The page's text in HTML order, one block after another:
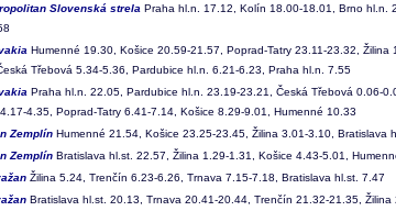
Slovenská strela Praha hl.n. 17.12, Kolín 18.00-18.01, Brno hl.n.
Humenné 19.30, Košice 20.59-21.57, Poprad-Tatry 23.11-23.32,
Třebová 5.34-5.36, Pardubice hl.n. 6.21-6.23, Praha hl.n. 7.55
Praha hl.n. 22.05, Pardubice hl.n. 23.19-23.21, Česká Třebová 0.06-
4.35, Poprad-Tatry 6.41-7.14, Košice 8.29-9.01, Humenné 10.33
Zemplín Humenné 21.54, Košice 23.25-23.45, Žilina 3.01-3.10, Bratislava
Zemplín Bratislava hl.st. 22.57, Žilina 1.29-1.31, Košice 4.43-5.01,
Žilina 5.24, Trenčín 6.23-6.26, Trnava 7.15-7.18, Bratislava hl.st. 7.47
Bratislava hl.st. 20.13, Trnava 20.41-20.44, Trenčín 21.32-21.35, Žilina